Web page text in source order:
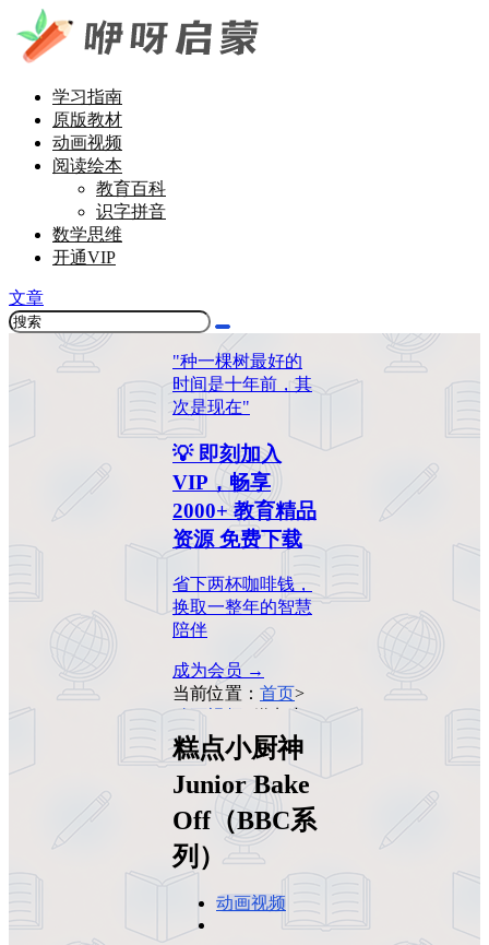
学习指南
原版教材
动画视频
阅读绘本
教育百科
识字拼音
数学思维
开通VIP
文章
"种一棵树最好的
时间是十年前，其
次是现在"
💡 即刻加入
VIP，畅享
2000+ 教育精品
资源 免费下载
省下两杯咖啡钱，
换取一整年的智慧
陪伴
成为会员 →
当前位置： 首页>
动画视频
糕点小
厨神 Junior Bake
Off（BBC系列）
糕点小厨神
Junior Bake
Off（BBC系
列）
动画视频